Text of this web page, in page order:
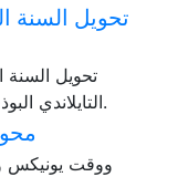
تحويل السنة
تحويل السنة
التايلاندي البوذي، والفروع الأرضية. عرض الأعمار أيضًا.